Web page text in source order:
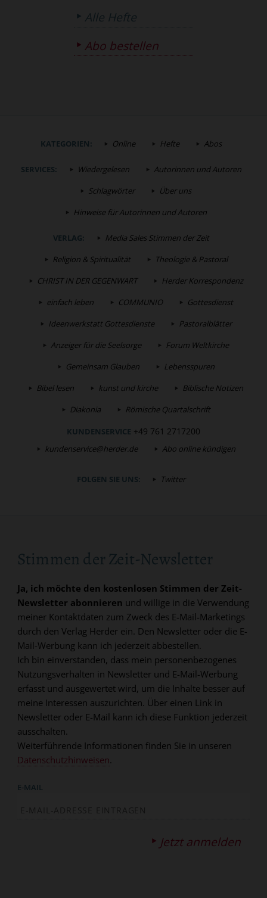
Alle Hefte
Abo bestellen
KATEGORIEN: Online Hefte Abos
SERVICES: Wiedergelesen
Autorinnen und Autoren
Schlagwörter
Über uns
Hinweise für Autorinnen und Autoren
VERLAG:
Media Sales Stimmen der Zeit
Religion & Spiritualität
Theologie & Pastoral
CHRIST IN DER GEGENWART
Herder Korrespondenz
einfach leben
COMMUNIO
Gottesdienst
Ideenwerkstatt Gottesdienste
Pastoralblätter
Anzeiger für die Seelsorge
Forum Weltkirche
Gemeinsam Glauben
Lebensspuren
Bibel lesen
kunst und kirche
Biblische Notizen
Diakonia
Römische Quartalschrift
KUNDENSERVICE +49 761 2717200
kundenservice@herder.de Abo online kündigen
FOLGEN SIE UNS: Twitter
Stimmen der Zeit-Newsletter
Ja, ich möchte den kostenlosen Stimmen der Zeit-
Newsletter abonnieren und willige in die Verwendung
meiner Kontaktdaten zum Zweck des E-Mail-Marketings
durch den Verlag Herder ein. Den Newsletter oder die E-
Mail-Werbung kann ich jederzeit abbestellen.
Ich bin einverstanden, dass mein personenbezogenes
Nutzungsverhalten in Newsletter und E-Mail-Werbung
erfasst und ausgewertet wird, um die Inhalte besser auf
meine Interessen auszurichten. Über einen Link in
Newsletter oder E-Mail kann ich diese Funktion jederzeit
ausschalten.
Weiterführende Informationen finden Sie in unseren
Datenschutzhinweisen.
E-MAIL
Jetzt anmelden